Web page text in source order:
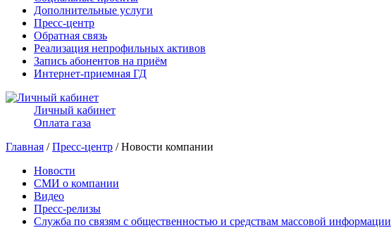
Дополнительные услуги
Пресс-центр
Обратная связь
Реализация непрофильных активов
Запись абонентов на приём
Интернет-приемная ГД
Личный кабинет
Оплата газа
Главная /Пресс-центр / Новости компании
Новости
СМИ о компании
Видео
Пресс-релизы
Служба по связям с общественностью и средствам массовой информации